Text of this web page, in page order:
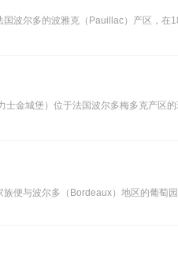
波尔多的波雅克（Pauillac）产区，在
金城堡）位于法国波尔多梅多克产区
便与波尔多（Bordeaux）地区的葡萄